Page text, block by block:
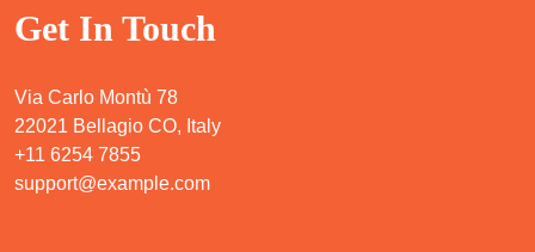
Get In Touch
Via Carlo Montù 78
22021 Bellagio CO, Italy
+11 6254 7855
support@example.com